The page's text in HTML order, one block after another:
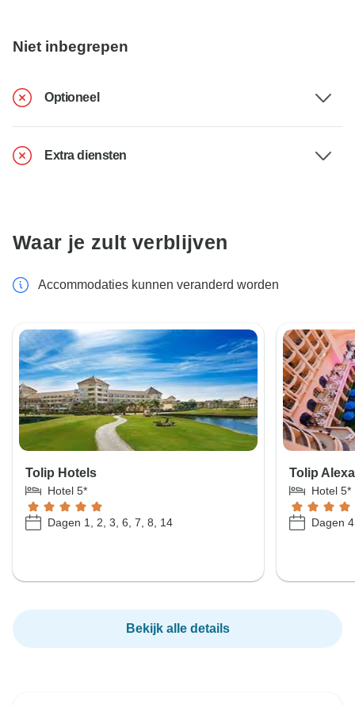
Niet inbegrepen
Optioneel
Extra diensten
Waar je zult verblijven
Accommodaties kunnen veranderd worden
Tolip Hotels
Hotel 5*
Dagen 1, 2, 3, 6, 7, 8, 14
Tolip
Hotel 5*
Dagen
Bekijk alle details